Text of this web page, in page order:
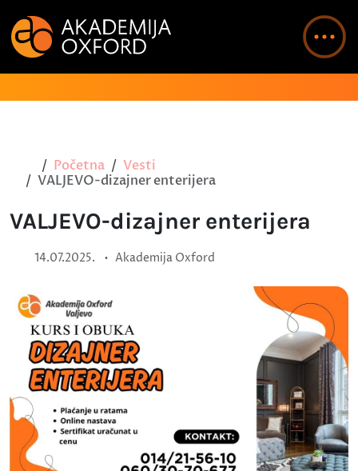
Početna
Vesti
VALJEVO-dizajner enterijera
VALJEVO-dizajner enterijera
14.07.2025. • Akademija Oxford